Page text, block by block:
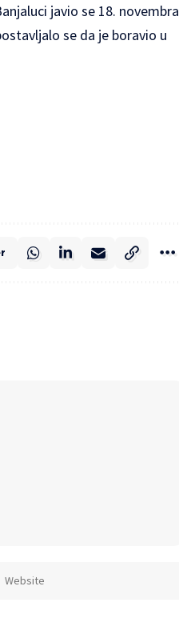
javio se 18. novembra
se da je boravio u